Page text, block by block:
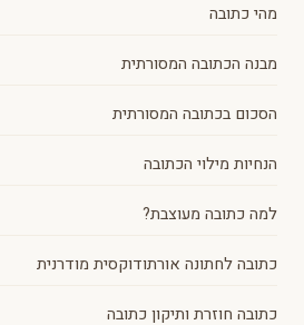
מהי כתובה
מבנה הכתובה המסורתית
הסכום בכתובה המסורתית
הנחיות מילוי הכתובה
למה כתובה מעוצבת?
כתובה לחתונה אורתודוקסית מודרנית
כתובה חוזרת ותיקון כתובה